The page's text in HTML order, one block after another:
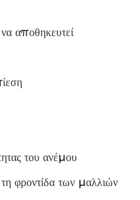
αποθηκευτεί
του ανέμου
φροντίδα των μαλλιών